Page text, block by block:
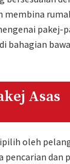
membina
pakej-
bahagian
Asas
oleh
pencarian dan